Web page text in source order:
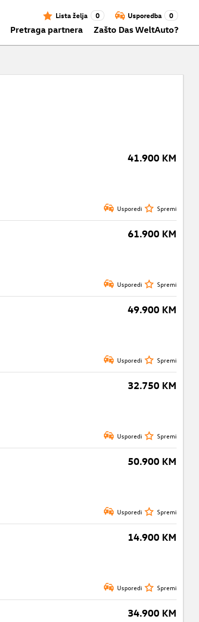
Lista želja 0 Usporedba 0
Pretraga partnera Zašto Das WeltAuto?
41.900 KM
Usporedi Spremi
61.900 KM
Usporedi Spremi
49.900 KM
Usporedi Spremi
32.750 KM
Usporedi Spremi
50.900 KM
Usporedi Spremi
14.900 KM
Usporedi Spremi
34.900 KM